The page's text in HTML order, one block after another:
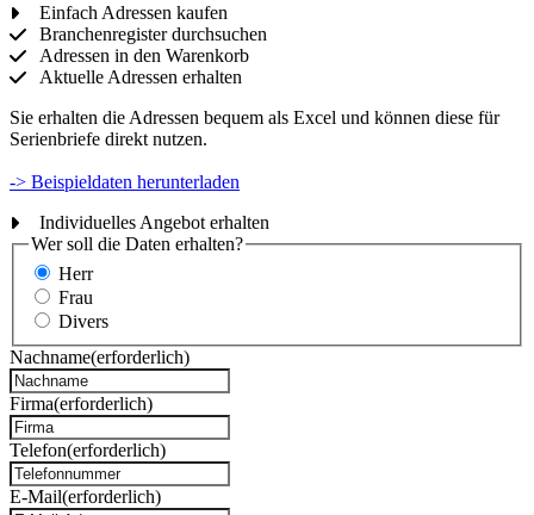
Einfach Adressen kaufen
Branchenregister durchsuchen
Adressen in den Warenkorb
Aktuelle Adressen erhalten
Sie erhalten die Adressen bequem als Excel und können diese für
Serienbriefe direkt nutzen.
-> Beispieldaten herunterladen
Individuelles Angebot erhalten
Wer soll die Daten erhalten?
Herr
Frau
Divers
Nachname(erforderlich)
Firma(erforderlich)
Telefon(erforderlich)
E-Mail(erforderlich)